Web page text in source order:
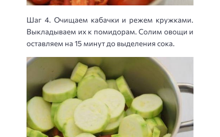
Шаг 4. Очищаем кабачки и режем кружками.
Выкладываем их к помидорам. Солим овощи и
оставляем на 15 минут до выделения сока.